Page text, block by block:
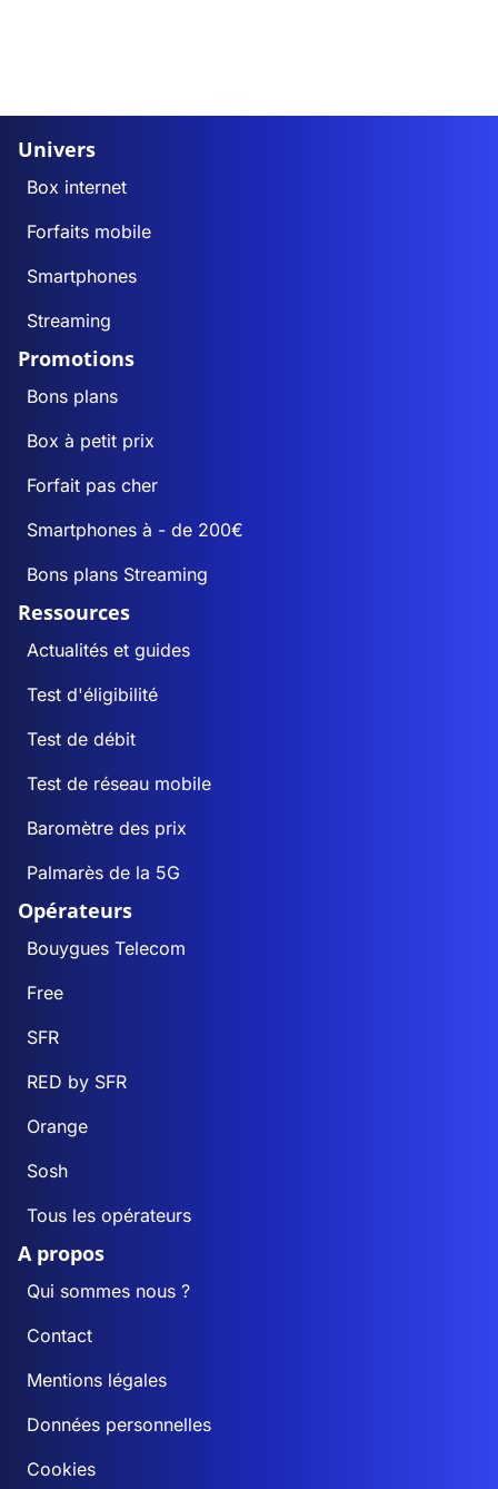
Univers
Box internet
Forfaits mobile
Smartphones
Streaming
Promotions
Bons plans
Box à petit prix
Forfait pas cher
Smartphones à - de 200€
Bons plans Streaming
Ressources
Actualités et guides
Test d'éligibilité
Test de débit
Test de réseau mobile
Baromètre des prix
Palmarès de la 5G
Opérateurs
Bouygues Telecom
Free
SFR
RED by SFR
Orange
Sosh
Tous les opérateurs
A propos
Qui sommes nous ?
Contact
Mentions légales
Données personnelles
Cookies